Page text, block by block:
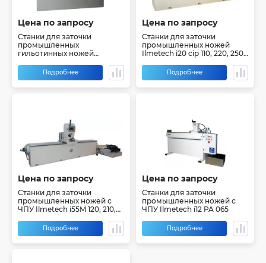
Цена по запросу
Станки для заточки
промышленных
гильотинных ножей
Подробнее
Цена по запросу
Станки для заточки
промышленных ножей
Ilmetech i20 cip 110, 220, 250,
Подробнее
Цена по запросу
Станки для заточки
промышленных ножей с
ЧПУ Ilmetech i55M 120, 210,
Подробнее
Цена по запросу
Станки для заточки
промышленных ножей с
ЧПУ Ilmetech i12 PA 065
Подробнее